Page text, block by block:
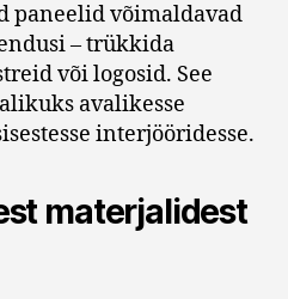
paneelid võimaldavad
– trükkida
või logosid. See
avalikesse
interjööridesse.
materjalidest